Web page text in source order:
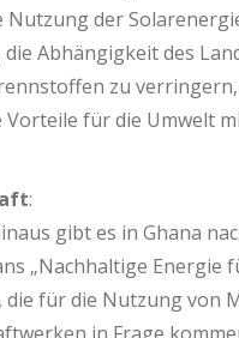
Nutzung der
Abhängigkeit des
zu verringern,
Vorteile für die Umwelt
:
gibt es in Ghana
„Nachhaltige Energie
die für die Nutzung von